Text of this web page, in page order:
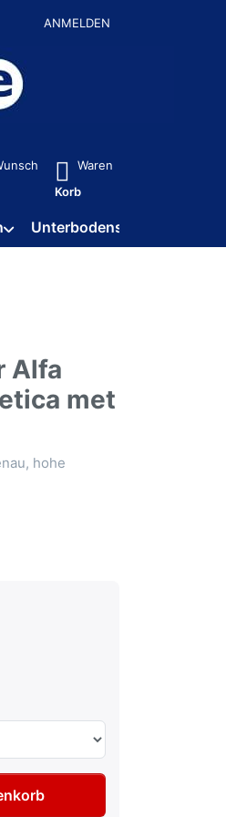
ANMELDEN
Sie die Eingabetaste, um alle
Waren
Korb
Unterbodenschutz / HV
Alfa
met
hohe
Romeo 599A Blu Magnetica